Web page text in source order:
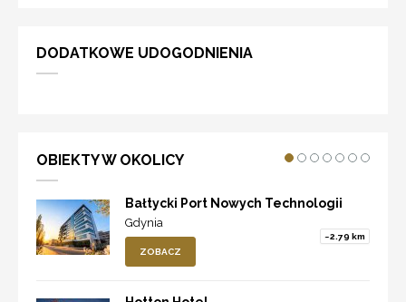
DODATKOWE UDOGODNIENIA
OBIEKTY W OKOLICY
Bałtycki Port Nowych Technologii
Gdynia
~2.79 km
ZOBACZ